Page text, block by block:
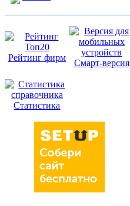
Рейтинг фирм
Смарт-версия
Статистика